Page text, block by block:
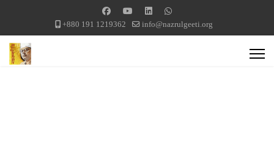
+880 191 1219362 info@nazrulgeeti.org